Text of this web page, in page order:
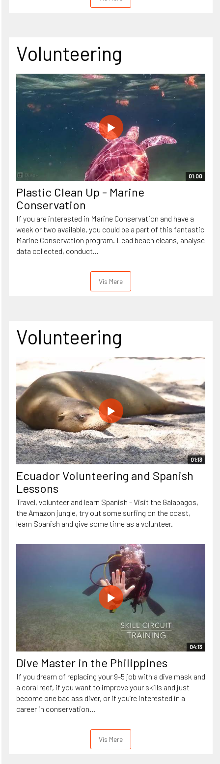
Volunteering
01:00
Plastic Clean Up - Marine
Conservation
If you are interested in Marine Conservation and have a
week or two available, you could be a part of this fantastic
Marine Conservation program. Lead beach cleans, analyse
data collected, conduct...
Vis Mere
Volunteering
01:13
Ecuador Volunteering and Spanish
Lessons
Travel, volunteer and learn Spanish - Visit the Galapagos,
the Amazon jungle, try out some surfing on the coast,
learn Spanish and give some time as a volunteer.
04:13
Dive Master in the Philippines
If you dream of replacing your 9-5 job with a dive mask and
a coral reef, if you want to improve your skills and just
become one bad ass diver, or if you’re interested in a
career in conservation...
Vis Mere